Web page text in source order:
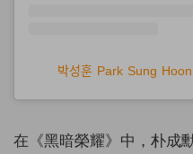
박성훈 Park Sung
在《黑暗榮耀》中，朴成